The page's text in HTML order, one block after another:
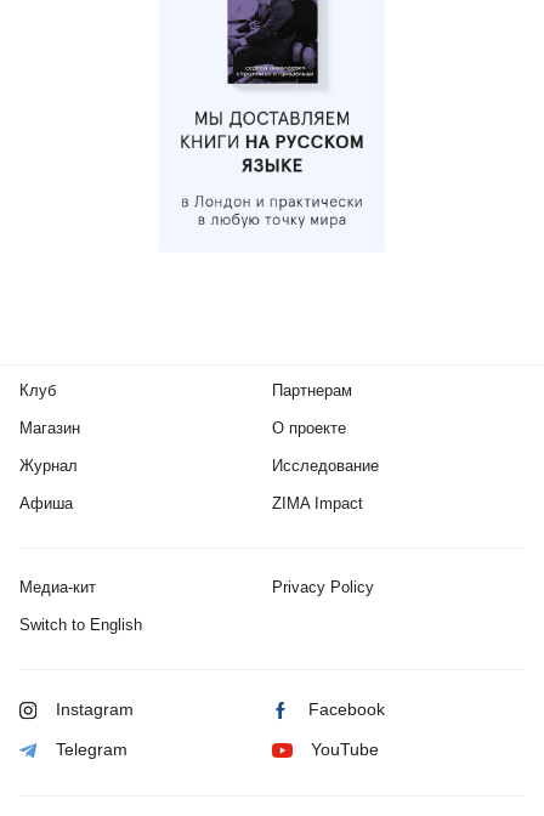
Клуб
Магазин
Журнал
Афиша
Партнерам
О проекте
Исследование
ZIMA Impact
Медиа-кит Privacy Policy
Switch to English
Instagram Facebook
Telegram YouTube